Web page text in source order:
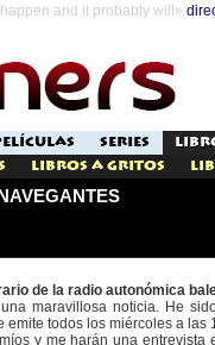
and it probably will»
SERIES
Libros a Gritos
de la radio autonómica
maravillosa noticia. He
emite todos los miércoles a
y me harán una